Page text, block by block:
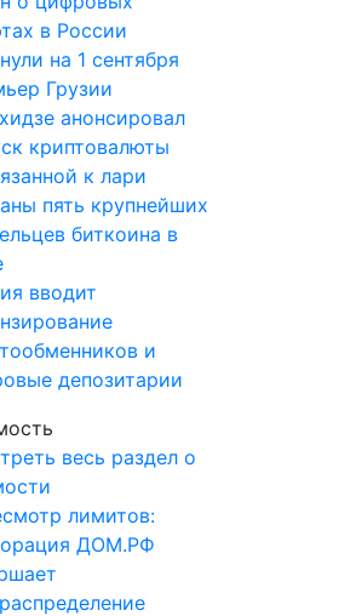
в России
на 1 сентября
Грузии
анонсировал
криптовалюты
к лари
пять крупнейших
биткоина в
вводит
и
депозитарии
лимитов:
ДОМ.РФ